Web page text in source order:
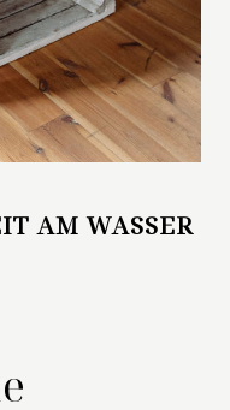
AM WASSER